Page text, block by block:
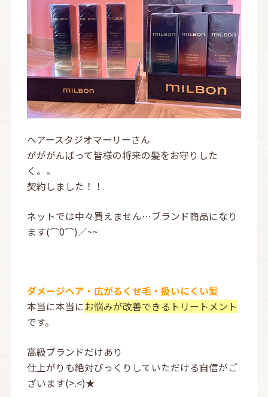
ヘアースタジオマーリーさん
がががんばって皆様の将来の髪をお守りした
く。。
契約しました！！
ネットでは中々買えません…ブランド商品になり
ます(⌒0⌒)／~~
ダメージヘア・広がるくせ毛・扱いにくい髪
本当に本当にお悩みが改善できるトリートメント
です。
高級ブランドだけあり
仕上がりも絶対びっくりしていただける自信がご
ざいます(>.<)★